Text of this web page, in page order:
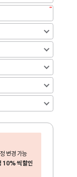
변경 가능​
10% 씩 할인